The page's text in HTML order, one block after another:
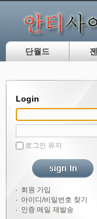
단월드
Login
로그인 유지
회원 가입
아이디/비밀번호 찾기
인증 메일 재발송